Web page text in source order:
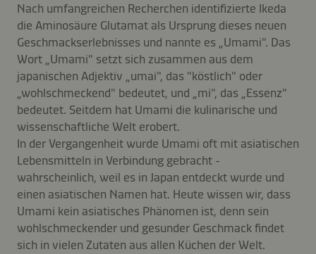
Nach umfangreichen Recherchen identifizierte Ikeda
die Aminosäure Glutamat als Ursprung dieses neuen
Geschmackserlebnisses und nannte es „Umami". Das
Wort „Umami" setzt sich zusammen aus dem
japanischen Adjektiv „umai", das "köstlich" oder
„wohlschmeckend" bedeutet, und „mi", das „Essenz"
bedeutet. Seitdem hat Umami die kulinarische und
wissenschaftliche Welt erobert.
In der Vergangenheit wurde Umami oft mit asiatischen
Lebensmitteln in Verbindung gebracht -
wahrscheinlich, weil es in Japan entdeckt wurde und
einen asiatischen Namen hat. Heute wissen wir, dass
Umami kein asiatisches Phänomen ist, denn sein
wohlschmeckender und gesunder Geschmack findet
sich in vielen Zutaten aus allen Küchen der Welt.